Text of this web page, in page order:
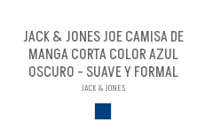
JACK & JONES JOE CAMISA DE
MANGA CORTA COLOR AZUL
OSCURO - SUAVE Y FORMAL
JACK & JONES